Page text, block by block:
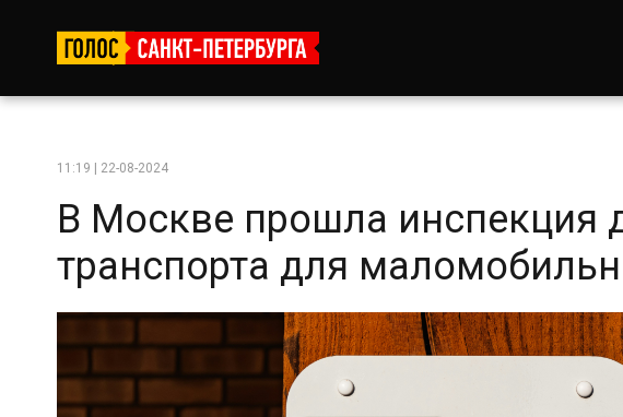
11:19 | 22-08-2024
В Москве прошла инспекция
транспорта для